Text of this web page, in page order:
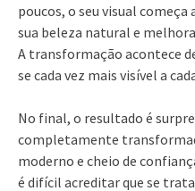
poucos, o seu visual começa
sua beleza natural e
A transformação acontece
se cada vez mais visível a
No final, o resultado é
completamente
moderno e cheio de
é difícil acreditar que se